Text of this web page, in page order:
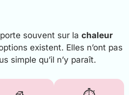
souvent sur la chaleur
existent. Elles n’ont pas
simple qu’il n’y paraît.